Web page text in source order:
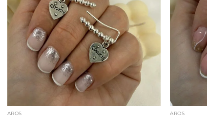
AROS AROS